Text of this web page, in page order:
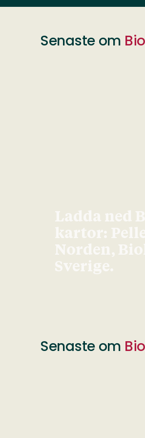
Senaste om
Ladda ned
kartor:
Norden,
Sverige.
Senaste om